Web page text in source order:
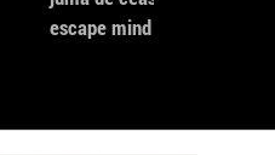
escape mind loop